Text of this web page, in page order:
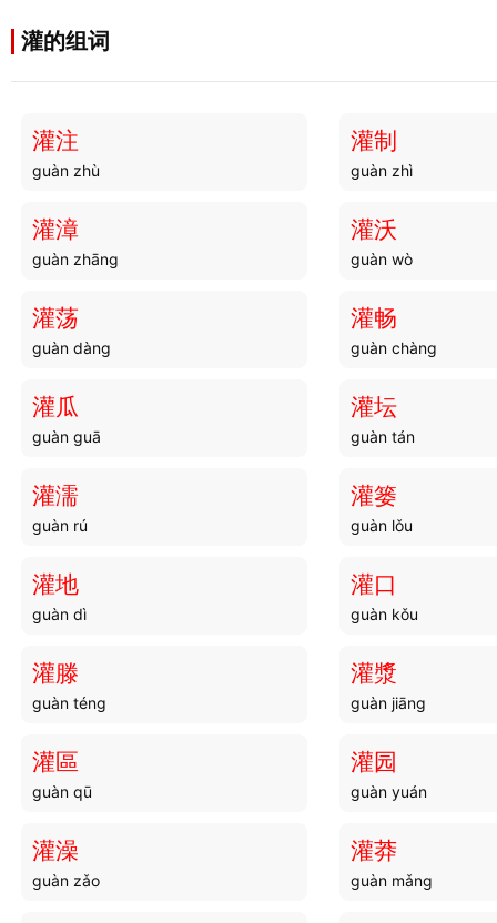
灌的组词
灌注
guàn zhù
灌制
guàn zhì
灌漳
guàn zhāng
灌沃
guàn wò
灌荡
guàn dàng
灌畅
guàn chàng
灌瓜
guàn guā
灌坛
guàn tán
灌濡
guàn rú
灌篓
guàn lǒu
灌地
guàn dì
灌口
guàn kǒu
灌滕
guàn téng
灌漿
guàn jiāng
灌區
guàn qū
灌园
guàn yuán
灌澡
guàn zǎo
灌莽
guàn mǎng